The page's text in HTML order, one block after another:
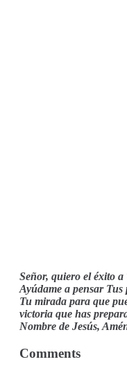
Señor, quiero el éxito
Ayúdame a pensar Tus
Tu mirada para que
victoria que has
Nombre de Jesús,
Comments